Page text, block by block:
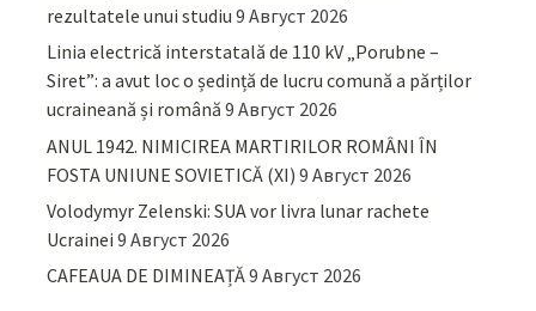
rezultatele unui studiu 9 Август 2026
Linia electrică interstatală de 110 kV „Porubne –
Siret”: a avut loc o ședință de lucru comună a părților
ucraineană și română 9 Август 2026
ANUL 1942. NIMICIREA MARTIRILOR ROMÂNI ÎN
FOSTA UNIUNE SOVIETICĂ (XI) 9 Август 2026
Volodymyr Zelenski: SUA vor livra lunar rachete
Ucrainei 9 Август 2026
CAFEAUA DE DIMINEAȚĂ9 Август 2026